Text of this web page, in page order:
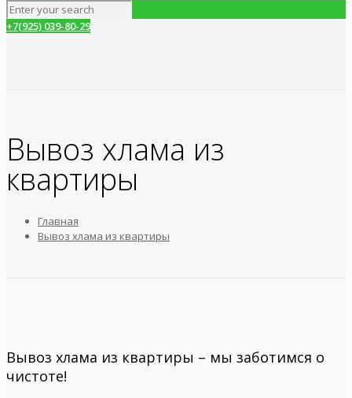
+7(925) 039-80-29
Вывоз хлама из
квартиры
Главная
Вывоз хлама из квартиры
Вывоз хлама из квартиры – мы заботимся о
чистоте!